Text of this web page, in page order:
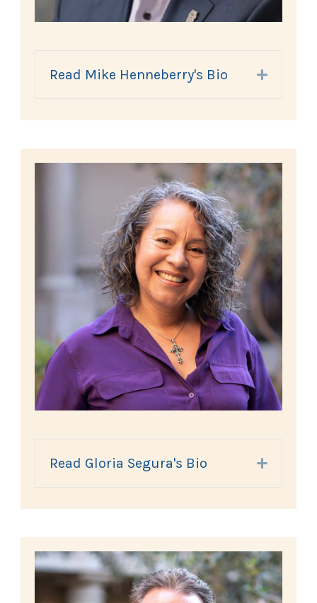
Read Mike Henneberry's Bio Expand
Read Gloria Segura's Bio Expand